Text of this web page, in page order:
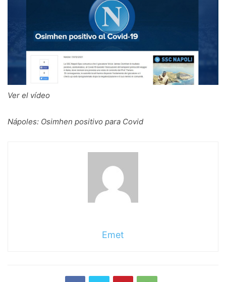
Ver el vídeo
Nápoles: Osimhen positivo para Covid
Emet